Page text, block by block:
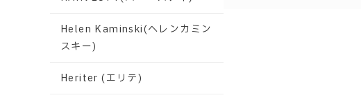
Helen Kaminski(ヘレンカミン
スキー)
Heriter (エリテ)